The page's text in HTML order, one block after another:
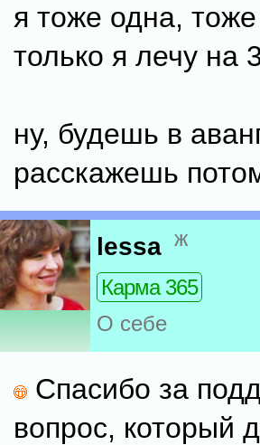
я тоже одна,
только я лечу на
ну, будешь в
расскажешь
lessa ж
Карма 365
О себе
Спасибо за
вопрос, который